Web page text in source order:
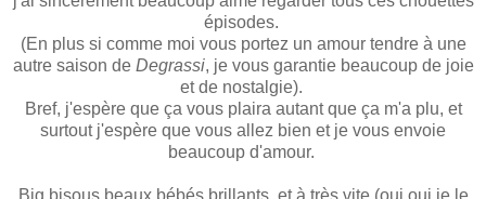
épisodes.
(En plus si comme moi vous portez un amour tendre à une
autre saison de Degrassi, je vous garantie beaucoup de joie
et de nostalgie).
Bref, j'espère que ça vous plaira autant que ça m'a plu, et
surtout j'espère que vous allez bien et je vous envoie
beaucoup d'amour.
Big bisous beaux bébés brillants, et à très vite (oui oui je le